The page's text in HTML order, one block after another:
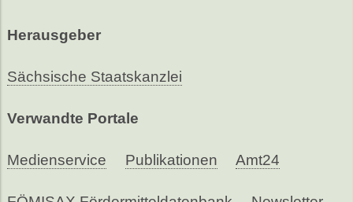
Herausgeber
Sächsische Staatskanzlei
Verwandte Portale
Medienservice Publikationen Amt24